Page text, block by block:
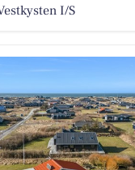
I/S